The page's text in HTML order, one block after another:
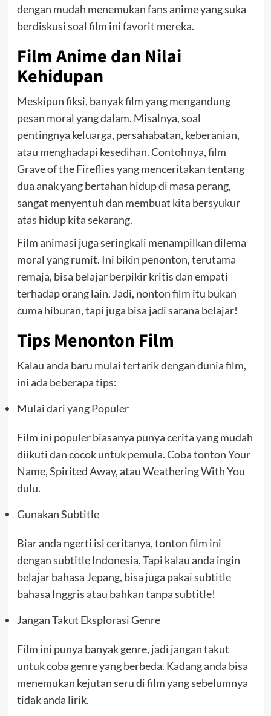
dengan mudah menemukan fans anime yang suka
berdiskusi soal film ini favorit mereka.
Film Anime dan Nilai
Kehidupan
Meskipun fiksi, banyak film yang mengandung
pesan moral yang dalam. Misalnya, soal
pentingnya keluarga, persahabatan, keberanian,
atau menghadapi kesedihan. Contohnya, film
Grave of the Fireflies yang menceritakan tentang
dua anak yang bertahan hidup di masa perang,
sangat menyentuh dan membuat kita bersyukur
atas hidup kita sekarang.
Film animasi juga seringkali menampilkan dilema
moral yang rumit. Ini bikin penonton, terutama
remaja, bisa belajar berpikir kritis dan empati
terhadap orang lain. Jadi, nonton film itu bukan
cuma hiburan, tapi juga bisa jadi sarana belajar!
Tips Menonton Film
Kalau anda baru mulai tertarik dengan dunia film,
ini ada beberapa tips:
Mulai dari yang Populer
Film ini populer biasanya punya cerita yang mudah
diikuti dan cocok untuk pemula. Coba tonton Your
Name, Spirited Away, atau Weathering With You
dulu.
Gunakan Subtitle
Biar anda ngerti isi ceritanya, tonton film ini
dengan subtitle Indonesia. Tapi kalau anda ingin
belajar bahasa Jepang, bisa juga pakai subtitle
bahasa Inggris atau bahkan tanpa subtitle!
Jangan Takut Eksplorasi Genre
Film ini punya banyak genre, jadi jangan takut
untuk coba genre yang berbeda. Kadang anda bisa
menemukan kejutan seru di film yang sebelumnya
tidak anda lirik.